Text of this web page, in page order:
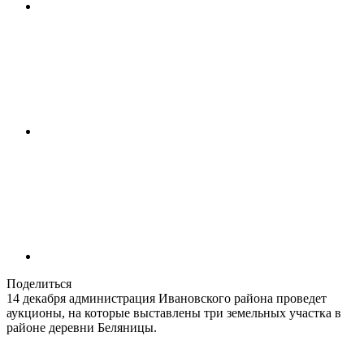
Поделиться
14 декабря администрация Ивановского района проведет
аукционы, на которые выставлены три земельных участка в
районе деревни Беляницы.